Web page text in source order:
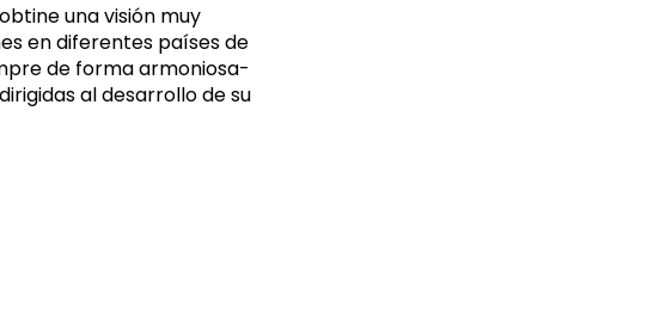
una visión muy
en diferentes países de
de forma armoniosa-
al desarrollo de su